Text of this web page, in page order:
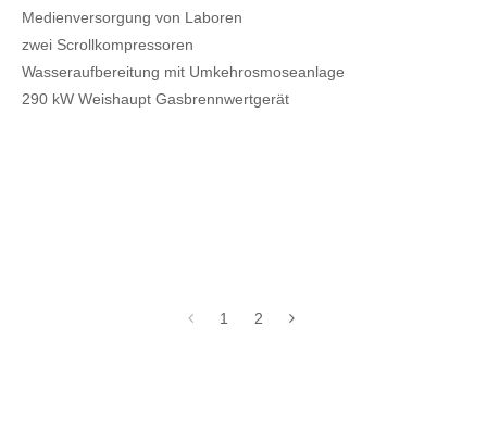
Medienversorgung von Laboren
zwei Scrollkompressoren
Wasseraufbereitung mit Umkehrosmoseanlage
290 kW Weishaupt Gasbrennwertgerät
1 2